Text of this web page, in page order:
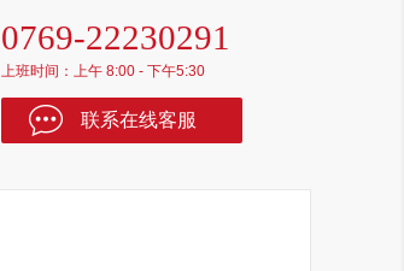
0769-22230291
上班时间：上午 8:00 - 下午5:30
联系在线客服